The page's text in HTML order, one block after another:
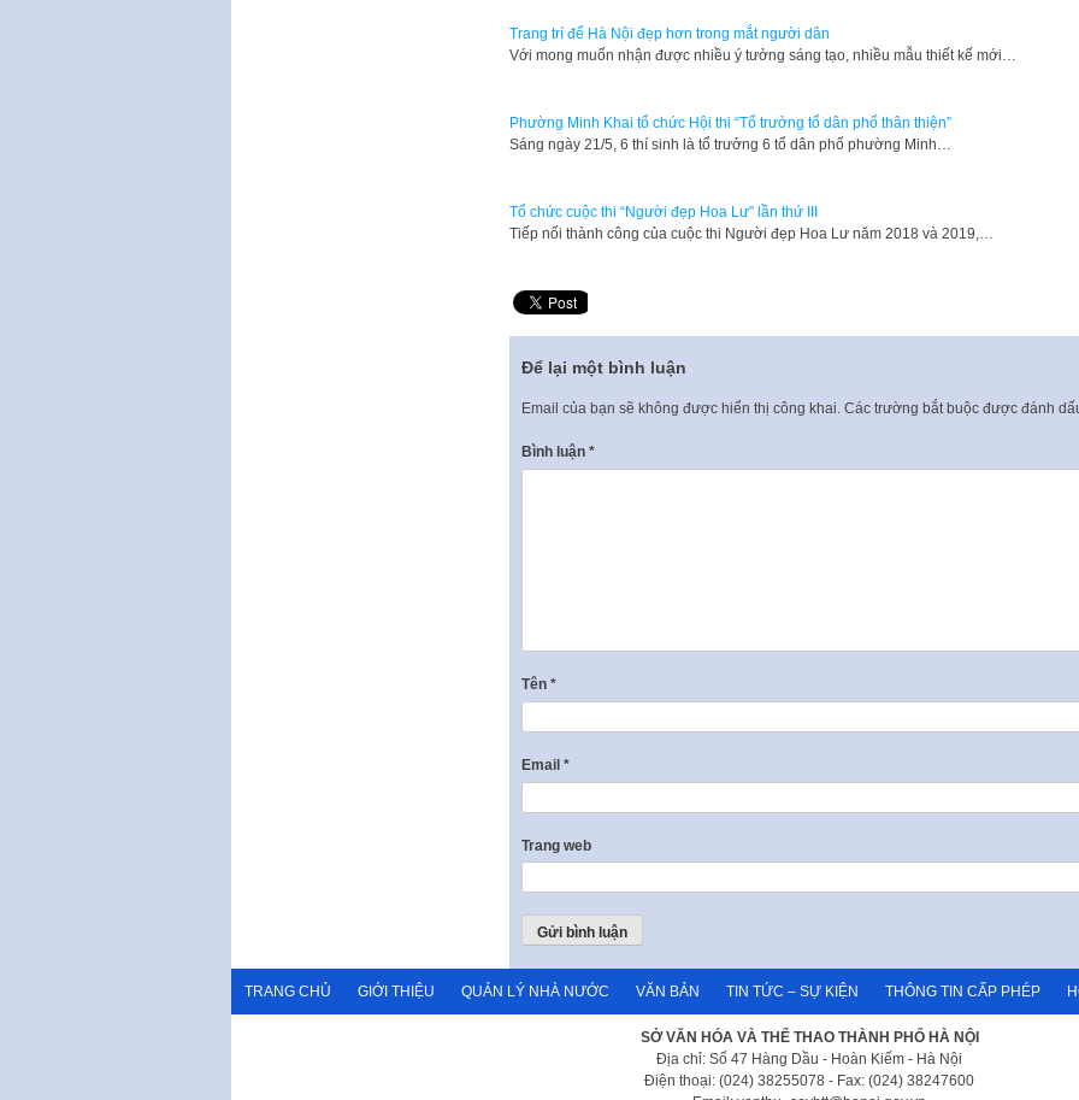
Trang trí để Hà Nội đẹp hơn trong mắt người dân
Với mong muốn nhận được nhiều ý tưởng sáng tạo, nhiều mẫu thiết kế mới…
Phường Minh Khai tổ chức Hội thi “Tổ trưởng tổ dân phố thân thiện”
Sáng ngày 21/5, 6 thí sinh là tổ trưởng 6 tổ dân phố phường Minh…
Tổ chức cuộc thi “Người đẹp Hoa Lư” lần thứ III
Tiếp nối thành công của cuộc thi Người đẹp Hoa Lư năm 2018 và 2019,…
Để lại một bình luận
Email của bạn sẽ không được hiển thị công khai. Các trường bắt buộc được đánh
Bình luận *
Tên *
Email *
Trang web
TRANG CHỦ GIỚI THIỆU QUẢN LÝ NHÀ NƯỚC VĂN BẢN TIN TỨC – SỰ KIỆN THÔNG TIN CẤP PHÉP
SỞ VĂN HÓA VÀ THỂ THAO THÀNH PHỐ HÀ NỘI
Địa chỉ: Số 47 Hàng Dầu - Hoàn Kiếm - Hà Nội
Điện thoại: (024) 38255078 - Fax: (024) 38247600